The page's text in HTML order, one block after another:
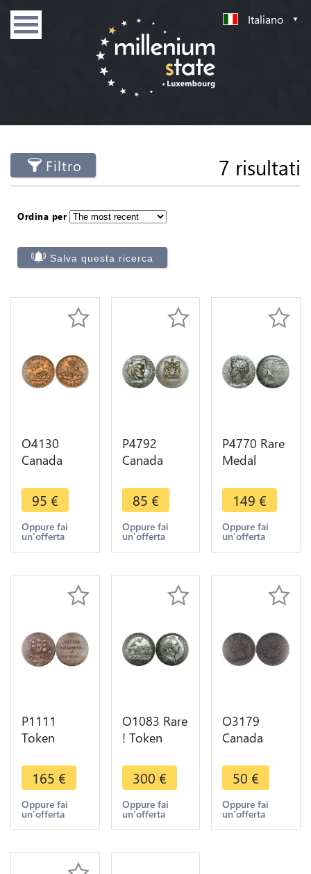
Italiano
Filtro 7 risultati
Ordina per
Salva questa ricerca
O4130
Canada
of Upper
Penny 1850
AU ++ -
>Make
95 €
Oppure fai
un'offerta
P4792
Canada
years
Jacques
Cartier
Lenoir 1934
85 €
Oppure fai
un'offerta
P4770 Rare
Medal
Ligue
Maritime
Coloniale
1880 1930
Silvered
149 €
Oppure fai
un'offerta
P1111
Token
Prince
Edward
Island Ship
Colonies &
1829 >M
165 €
Oppure fai
un'offerta
O1083 Rare
! Token
Canada
Louis XV
jeton Aigles
1758 Paris
300 €
Oppure fai
un'offerta
O3179
Canada
Scotia Half
Penny 1832
->Make
offer
50 €
Oppure fai
un'offerta